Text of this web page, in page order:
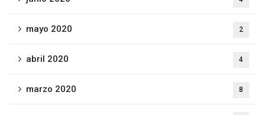
mayo 2020 2
abril 2020 4
marzo 2020 8